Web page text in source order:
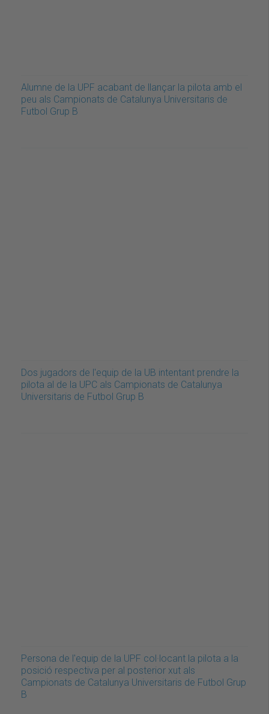
Alumne de la UPF acabant de llançar la pilota amb el
peu als Campionats de Catalunya Universitaris de
Futbol Grup B
Dos jugadors de l'equip de la UB intentant prendre la
pilota al de la UPC als Campionats de Catalunya
Universitaris de Futbol Grup B
Persona de l'equip de la UPF col·locant la pilota a la
posició respectiva per al posterior xut als
Campionats de Catalunya Universitaris de Futbol Grup
B